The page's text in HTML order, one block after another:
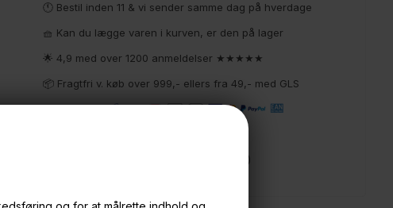
🕚 Bestil inden 11 & vi sender samme dag på hverdage
🧺 Kan du lægge varen i kurven, er den på lager
🌟 4,9 med over 1200 anmeldelser ★★★★★
📦 Fragtfri v. køb over 999,- ellers fra 49,- med GLS
💳 Betal med
(24/7)